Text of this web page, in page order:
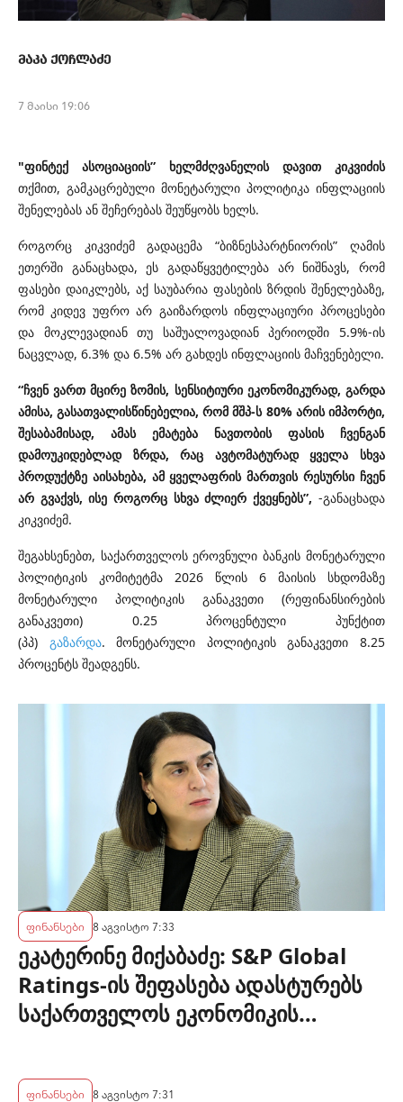
მაკა ქოჩლაძე
7 მაისი 19:06
"ფინტექ ასოციაციის” ხელმძღვანელის დავით კიკვიძის
თქმით, გამკაცრებული მონეტარული პოლიტიკა ინფლაციის
შენელებას ან შეჩერებას შეუწყობს ხელს.
როგორც კიკვიძემ გადაცემა “ბიზნესპარტნიორის” ღამის
ეთერში განაცხადა, ეს გადაწყვეტილება არ ნიშნავს, რომ
ფასები დაიკლებს, აქ საუბარია ფასების ზრდის შენელებაზე,
რომ კიდევ უფრო არ გაიზარდოს ინფლაციური პროცესები
და მოკლევადიან თუ საშუალოვადიან პერიოდში 5.9%-ის
ნაცვლად, 6.3% და 6.5% არ გახდეს ინფლაციის მაჩვენებელი.
“ჩვენ ვართ მცირე ზომის, სენსიტიური ეკონომიკურად, გარდა
ამისა, გასათვალისწინებელია, რომ მშპ-ს 80% არის იმპორტი,
შესაბამისად, ამას ემატება ნავთობის ფასის ჩვენგან
დამოუკიდებლად ზრდა, რაც ავტომატურად ყველა სხვა
პროდუქტზე აისახება, ამ ყველაფრის მართვის რესურსი ჩვენ
არ გვაქვს, ისე როგორც სხვა ძლიერ ქვეყნებს”, -განაცხადა
კიკვიძემ.
შეგახსენებთ, საქართველოს ეროვნული ბანკის მონეტარული
პოლიტიკის კომიტეტმა 2026 წლის 6 მაისის სხდომაზე
მონეტარული პოლიტიკის განაკვეთი (რეფინანსირების
განაკვეთი) 0.25 პროცენტული პუნქტით
(პპ) გაზარდა. მონეტარული პოლიტიკის განაკვეთი 8.25
პროცენტს შეადგენს.
ფინანსები 8 აგვისტო 7:33
ეკატერინე მიქაბაძე: S&P Global
Ratings-ის შეფასება ადასტურებს
საქართველოს ეკონომიკის
ბანკის პოლიტიკის ეფექტიანობას
ფინანსები 8 აგვისტო 7:31